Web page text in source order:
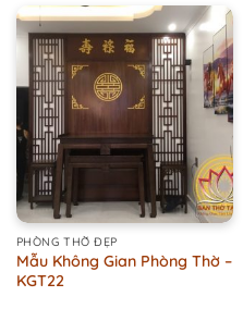
PHÒNG THỜ ĐẸP
Mẫu Không Gian Phòng Thờ –
KGT22